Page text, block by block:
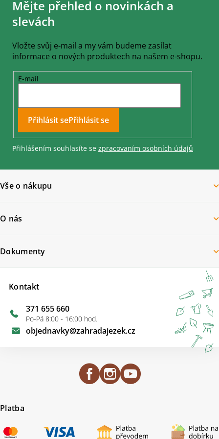
Mějte přehled o novinkách a
slevách
Vložte svůj e-mail a my vám budeme zasílat
informace o nových produktech na našem e-shopu.
E-mail
Přihlásit se
Přihlášením souhlasíte se zpracovaním osobních údajů
Vše o nákupu
O nás
Kontakt
objednavky@zahradajezek.cz
371 655 660
Po-Pá 8:00 - 16:00 hod.
Dokumenty
Platba